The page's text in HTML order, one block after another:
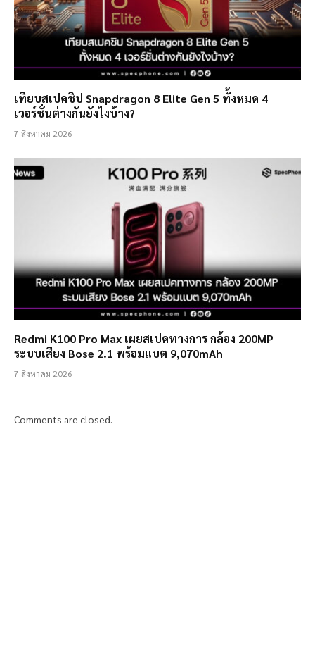
เทียบสเปคชิป Snapdragon 8 Elite Gen 5 ทั้งหมด 4
เวอร์ชั่นต่างกันยังไงบ้าง?
7 สิงหาคม 2026
Redmi K100 Pro Max เผยสเปคทางการ กล้อง 200MP
ระบบเสียง Bose 2.1 พร้อมแบต 9,070mAh
7 สิงหาคม 2026
Comments are closed.